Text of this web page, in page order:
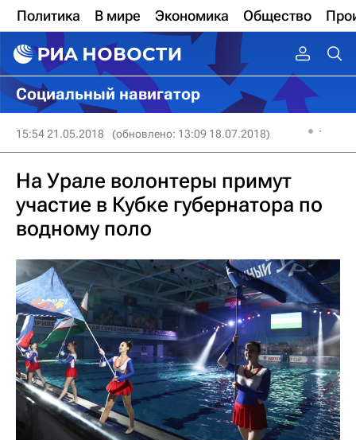
Политика В мире Экономика Общество
Социальный навигатор
15:54 21.05.2018 (обновлено: 13:09 18.07.2018)
На Урале волонтеры примут
участие в Кубке губернатора по
водному поло